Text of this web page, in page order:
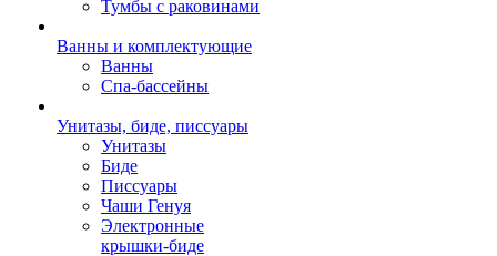
Тумбы с раковинами
Ванны и комплектующие
Ванны
Спа-бассейны
Унитазы, биде, писсуары
Унитазы
Биде
Писсуары
Чаши Генуя
Электронные
крышки-биде